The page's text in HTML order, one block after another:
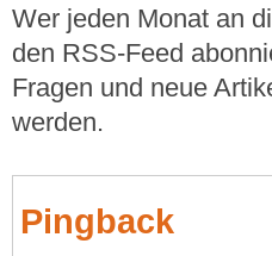
Wer jeden Monat an
den RSS-Feed
Fragen und neue
werden.
Pingback